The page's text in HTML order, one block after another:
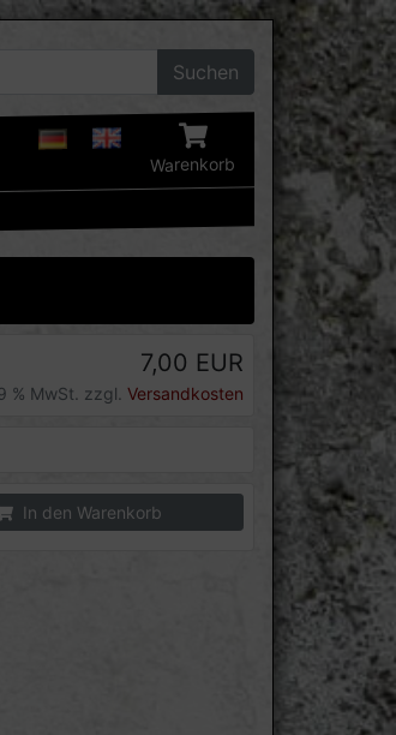
Suchen
Warenkorb
7,00 EUR
% MwSt. zzgl. Versandkosten
In den Warenkorb